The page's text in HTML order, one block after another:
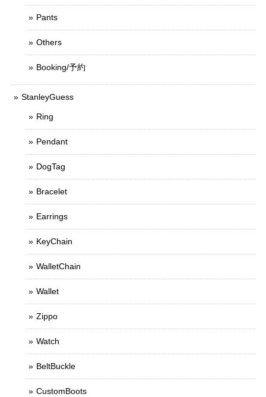
Pants
Others
Booking/予約
StanleyGuess
Ring
Pendant
DogTag
Bracelet
Earrings
KeyChain
WalletChain
Wallet
Zippo
Watch
BeltBuckle
CustomBoots